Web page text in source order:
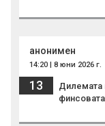
анонимен
14:20 | 8 юни 2026 г.
13
Дилемата